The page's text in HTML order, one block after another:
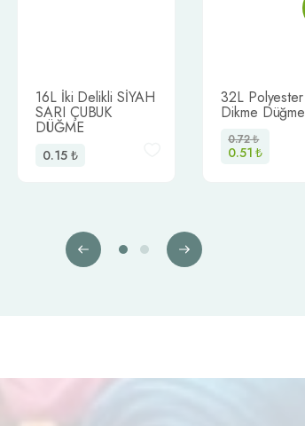
16L İki Delikli SİYAH
SARI ÇUBUK
DÜĞME
0.15 ₺
32L Polyester
Dikme Düğme
0.72 ₺
0.51₺